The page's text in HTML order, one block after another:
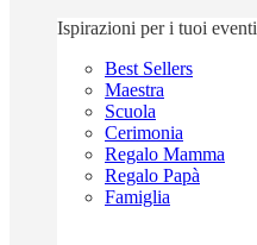
Ispirazioni per i tuoi eventi
Best Sellers
Maestra
Scuola
Cerimonia
Regalo Mamma
Regalo Papà
Famiglia